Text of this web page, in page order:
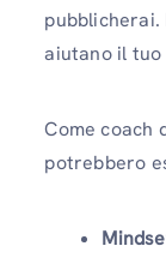
aiutano il tuo
Come coach
potrebbero